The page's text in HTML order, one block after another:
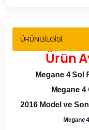
Sedan
Parça
ÜRÜN BİLGİSİ
Ürün
Megane 4 Sol
Megane
2016 Model ve
Megane